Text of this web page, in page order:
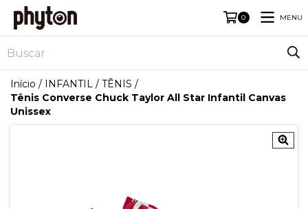
0 MENU
Início / INFANTIL / TÊNIS /
Tênis Converse Chuck Taylor All Star Infantil Canvas
Unissex